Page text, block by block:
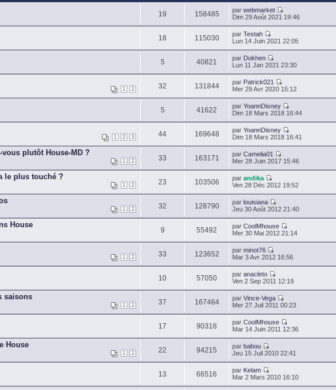
19 158485 par webmarket
Dim 29 Août 2021 19:46
18 115030 par Testah
Lun 14 Juin 2021 22:05
5 40821 par Dokhen
Lun 11 Jan 2021 23:30
1 2 32 131844 par Patrick021
Mer 29 Avr 2020 15:12
5 41622 par YoannDisney
Dim 18 Mars 2018 16:44
1 2 3 44 169648 par YoannDisney
Dim 18 Mars 2018 16:41
plutôt House-MD ?
1 2 33 163171 par Camelia01
Mer 28 Juin 2017 15:46
le plus touché ?
1 2 23 103506 par andika
Ven 28 Déc 2012 19:52
1 2 32 128790 par louisiana
Jeu 30 Août 2012 21:40
House
9 55492 par CoolMhouse
Mer 30 Mai 2012 21:14
1 2 33 123652 par minot76
Mar 3 Avr 2012 16:56
10 57050 par anacleto
Ven 2 Sep 2011 12:19
saisons
1 2 37 167464 par Vince-Vega
Mer 27 Juil 2011 00:23
17 90318 par CoolMhouse
Mar 14 Juin 2011 12:36
House
1 2 22 94215 par babou
Jeu 15 Juil 2010 22:41
13 66516 par Kelam
Mar 2 Mars 2010 16:10